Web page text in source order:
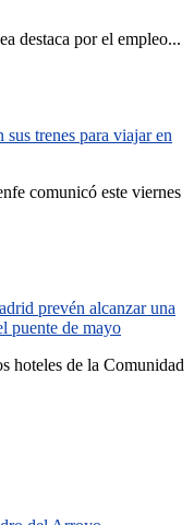
destaca por el empleo...
trenes para viajar en
comunicó este viernes
prevén alcanzar una
puente de mayo
de la Comunidad